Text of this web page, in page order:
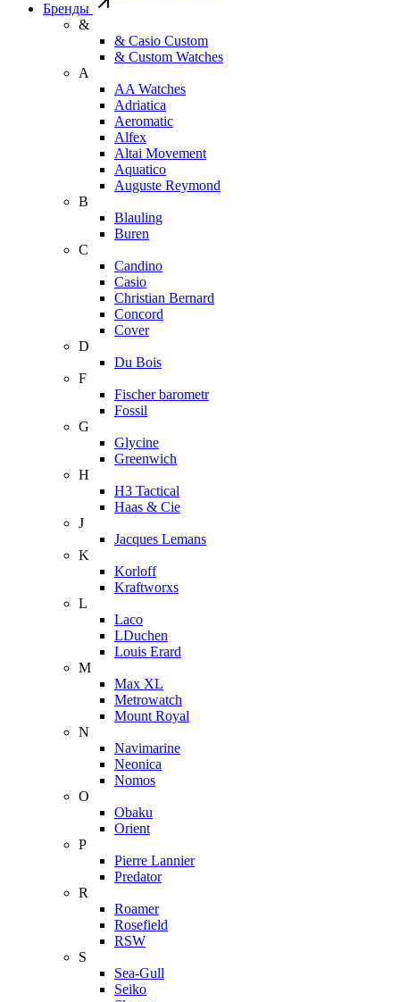
Бренды
&
& Casio Custom
& Custom Watches
A
AA Watches
Adriatica
Aeromatic
Alfex
Altai Movement
Aquatico
Auguste Reymond
B
Blauling
Buren
C
Candino
Casio
Christian Bernard
Concord
Cover
D
Du Bois
F
Fischer barometr
Fossil
G
Glycine
Greenwich
H
H3 Tactical
Haas & Cie
J
Jacques Lemans
K
Korloff
Kraftworxs
L
Laco
LDuchen
Louis Erard
M
Max XL
Metrowatch
Mount Royal
N
Navimarine
Neonica
Nomos
O
Obaku
Orient
P
Pierre Lannier
Predator
R
Roamer
Rosefield
RSW
S
Sea-Gull
Seiko